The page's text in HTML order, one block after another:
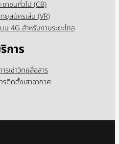
ชาชนทั่วไป (CB)
ยุสมัครเล่น (VR)
บ 4G สำหรับงานระยะไกล
การ
รเช่าวิทยุสื่อสาร
รติดตั้งเสาอากาศ